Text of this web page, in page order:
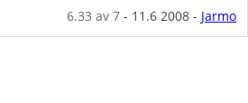
6.33 av 7- 11.6 2008- Jarmo